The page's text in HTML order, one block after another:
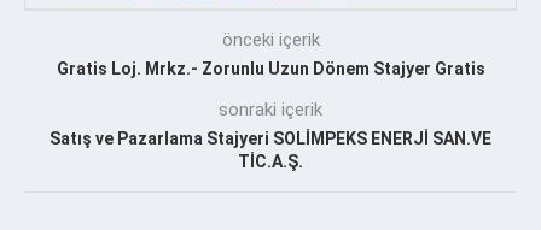
önceki içerik
Gratis Loj. Mrkz.- Zorunlu Uzun Dönem Stajyer Gratis
sonraki içerik
Satış ve Pazarlama Stajyeri SOLİMPEKS ENERJİ SAN.VE
TİC.A.Ş.